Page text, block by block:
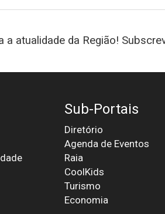
a atualidade da Região!
Sub-Portais
Diretório
Agenda de Eventos
Raia
CoolKids
Turismo
Economia